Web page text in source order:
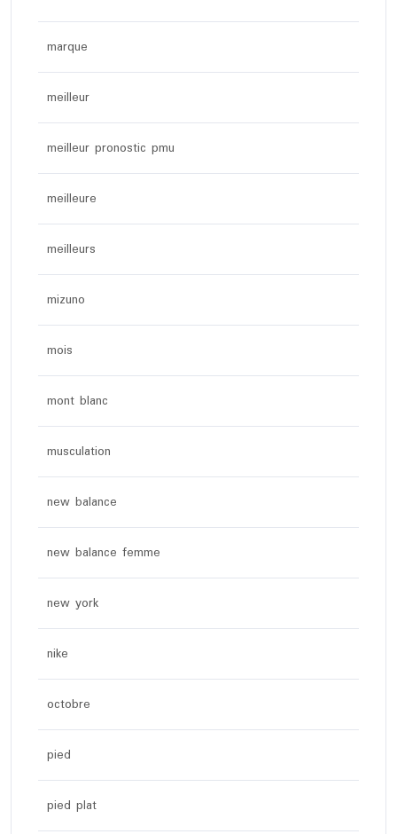
marque
meilleur
meilleur pronostic pmu
meilleure
meilleurs
mizuno
mois
mont blanc
musculation
new balance
new balance femme
new york
nike
octobre
pied
pied plat